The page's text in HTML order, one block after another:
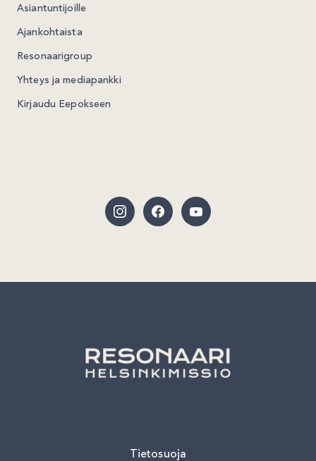
Asiantuntijoille
Ajankohtaista
Resonaarigroup
Yhteys ja mediapankki
Kirjaudu Eepokseen
Tietosuoja